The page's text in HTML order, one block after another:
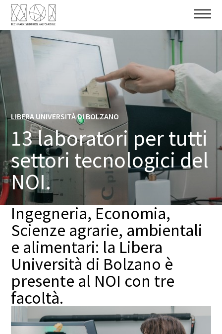
LIBERA UNIVERSITÀ DI BOLZANO
13 laboratori per tutti
settori tecnologici del
NOI.
Ingegneria, Economia,
Scienze agrarie, ambientali
e alimentari: la Libera
Università di Bolzano è
presente al NOI con tre
facoltà.